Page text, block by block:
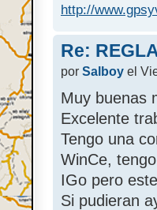
http://
Re:
por Salboy el
Muy buenas
Excelente
Tengo una
WinCe,
IGo pero
Si pudieran